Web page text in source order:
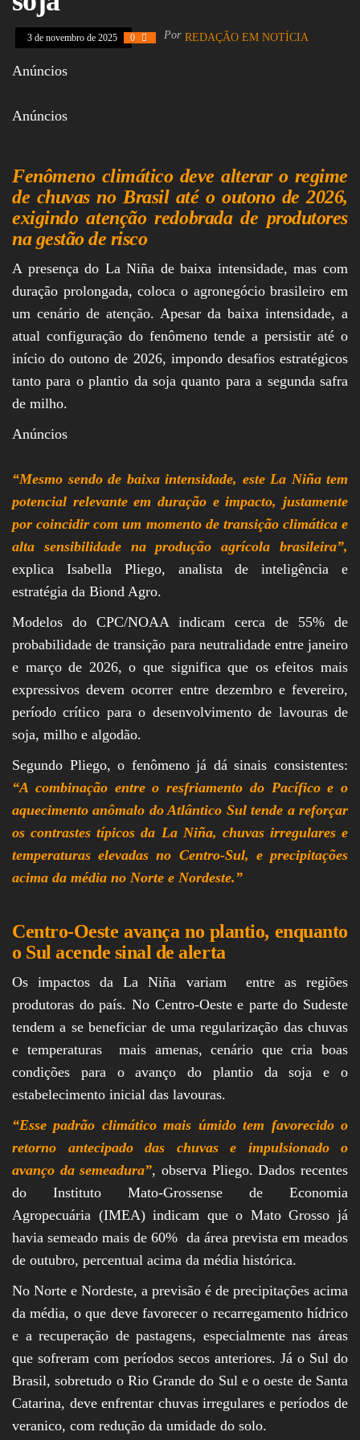
Senado, São Paulo,
Emprego,
Empreendedorismo,
Negócios,
Oportunidades,
3 de novembro de 2025 0 Por REDAÇÃO EM NOTÍCIA
Anúncios
Anúncios
Fenômeno climático deve alterar o regime
de chuvas no Brasil até o outono de 2026,
exigindo atenção redobrada de produtores
na gestão de risco
A presença do La Niña de baixa intensidade, mas com
duração prolongada, coloca o agronegócio brasileiro em
um cenário de atenção. Apesar da baixa intensidade, a
atual configuração do fenômeno tende a persistir até o
início do outono de 2026, impondo desafios estratégicos
tanto para o plantio da soja quanto para a segunda safra
de milho.
Anúncios
“Mesmo sendo de baixa intensidade, este La Niña tem
potencial relevante em duração e impacto, justamente
por coincidir com um momento de transição climática e
alta sensibilidade na produção agrícola brasileira”,
explica Isabella Pliego, analista de inteligência e
estratégia da Biond Agro.
Modelos do CPC/NOAA indicam cerca de 55% de
probabilidade de transição para neutralidade entre janeiro
e março de 2026, o que significa que os efeitos mais
expressivos devem ocorrer entre dezembro e fevereiro,
período crítico para o desenvolvimento de lavouras de
soja, milho e algodão.
Segundo Pliego, o fenômeno já dá sinais consistentes:
“A combinação entre o resfriamento do Pacífico e o
aquecimento anômalo do Atlântico Sul tende a reforçar
os contrastes típicos da La Niña, chuvas irregulares e
temperaturas elevadas no Centro-Sul, e precipitações
acima da média no Norte e Nordeste.”
Centro-Oeste avança no plantio, enquanto
o Sul acende sinal de alerta
Os impactos da La Niña variam entre as regiões
produtoras do país. No Centro-Oeste e parte do Sudeste
tendem a se beneficiar de uma regularização das chuvas
e temperaturas mais amenas, cenário que cria boas
condições para o avanço do plantio da soja e o
estabelecimento inicial das lavouras.
“Esse padrão climático mais úmido tem favorecido o
retorno antecipado das chuvas e impulsionado o
avanço da semeadura”, observa Pliego. Dados recentes
do Instituto Mato-Grossense de Economia
Agropecuária (IMEA) indicam que o Mato Grosso já
havia semeado mais de 60% da área prevista em meados
de outubro, percentual acima da média histórica.
No Norte e Nordeste, a previsão é de precipitações acima
da média, o que deve favorecer o recarregamento hídrico
e a recuperação de pastagens, especialmente nas áreas
que sofreram com períodos secos anteriores. Já o Sul do
Brasil, sobretudo o Rio Grande do Sul e o oeste de Santa
Catarina, deve enfrentar chuvas irregulares e períodos de
veranico, com redução da umidade do solo.